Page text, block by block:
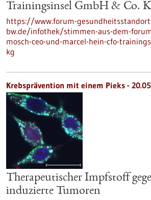
Trainingsinsel GmbH & Co.
https://www.forum-
bw.de/infothek/stimmen-aus-dem-
mosch-ceo-und-marcel-hein-cfo-
kg
Krebsprävention mit einem Pieks -
Therapeutischer Impfstoff
induzierte Tumoren